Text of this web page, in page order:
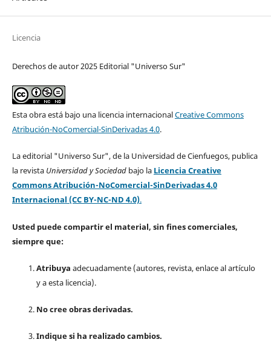
Licencia
Derechos de autor 2025 Editorial "Universo Sur"
Esta obra está bajo una licencia internacionalCreative Commons
Atribución-NoComercial-SinDerivadas 4.0.
La editorial "Universo Sur", de la Universidad de Cienfuegos, publica
la revista Universidad y Sociedad bajo la Licencia Creative
Commons Atribución-NoComercial-SinDerivadas 4.0
Internacional (CC BY-NC-ND 4.0).
Usted puede compartir el material, sin fines comerciales,
siempre que:
Atribuya adecuadamente (autores, revista, enlace al artículo
y a esta licencia).
No cree obras derivadas.
Indique si ha realizado cambios.